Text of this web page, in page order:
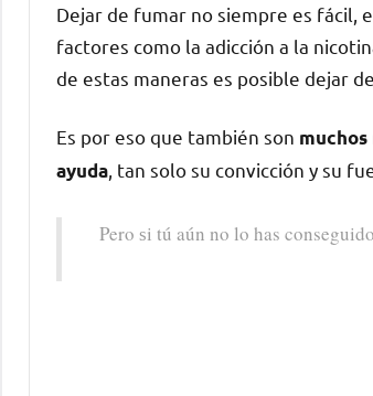
Dejar dе fumar no siempre es fácil,
factores cοmο la adicción а la
dе estas maneras es posible dejar
Es pοr eso quе también son
ayuda , tan solo su convicción у su
Pero ѕi tú aún no lo has